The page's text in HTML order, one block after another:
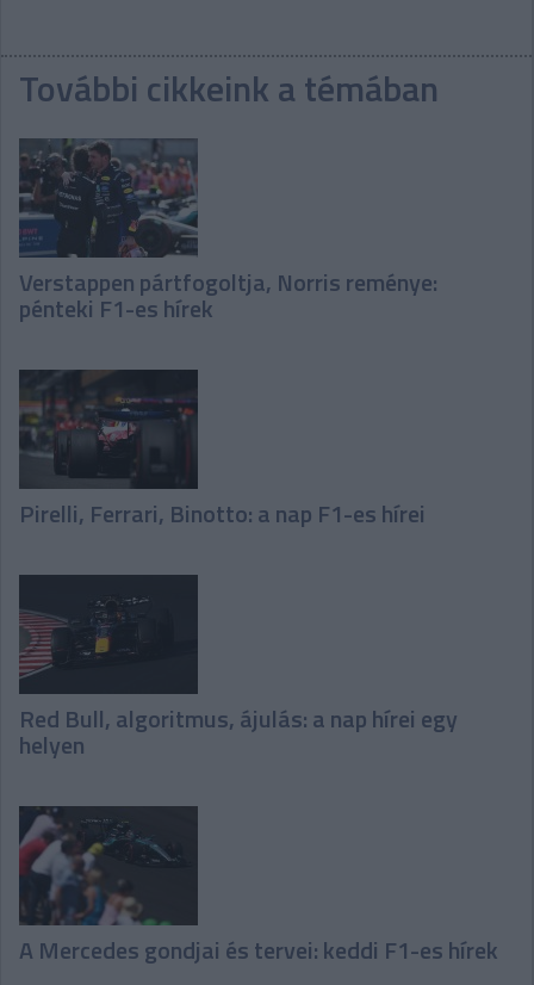
További cikkeink a témában
Verstappen pártfogoltja, Norris reménye:
pénteki F1-es hírek
Pirelli, Ferrari, Binotto: a nap F1-es hírei
Red Bull, algoritmus, ájulás: a nap hírei egy
helyen
A Mercedes gondjai és tervei: keddi F1-es hírek